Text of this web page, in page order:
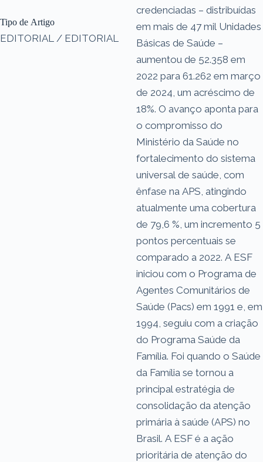
Tipo de Artigo
EDITORIAL / EDITORIAL
credenciadas – distribuídas
em mais de 47 mil Unidades
Básicas de Saúde –
aumentou de 52.358 em
2022 para 61.262 em março
de 2024, um acréscimo de
18%. O avanço aponta para
o compromisso do
Ministério da Saúde no
fortalecimento do sistema
universal de saúde, com
ênfase na APS, atingindo
atualmente uma cobertura
de 79,6 %, um incremento 5
pontos percentuais se
comparado a 2022. A ESF
iniciou com o Programa de
Agentes Comunitários de
Saúde (Pacs) em 1991 e, em
1994, seguiu com a criação
do Programa Saúde da
Família. Foi quando o Saúde
da Família se tornou a
principal estratégia de
consolidação da atenção
primária à saúde (APS) no
Brasil. A ESF é a ação
prioritária de atenção do